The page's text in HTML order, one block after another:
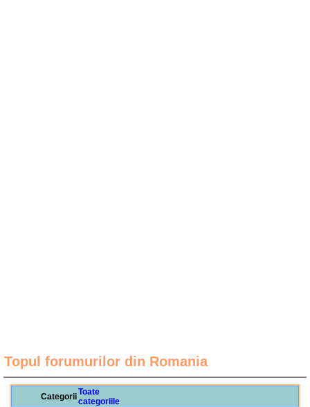
Topul forumurilor din Romania
CategoriiToate
categoriile